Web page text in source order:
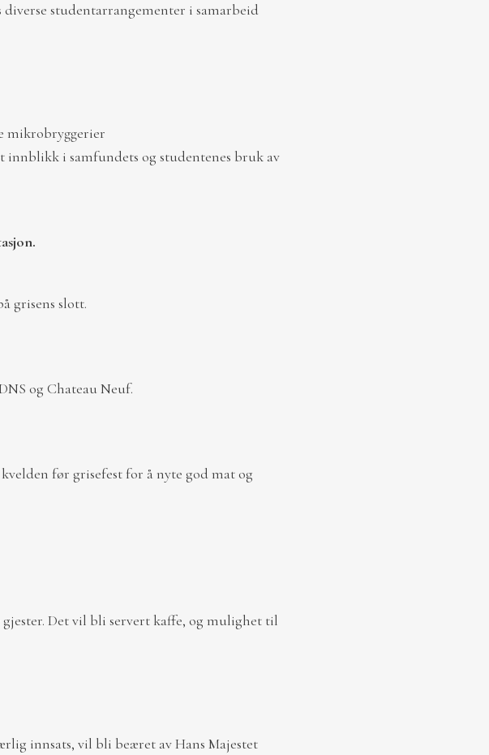
studentarrangementer i samarbeid
mikrobryggerier
innblikk i samfundets og studentenes bruk av
grisens slott.
og Chateau Neuf.
før grisefest for å nyte god mat og
Det vil bli servert kaffe, og mulighet til
innsats, vil bli beæret av Hans Majestet